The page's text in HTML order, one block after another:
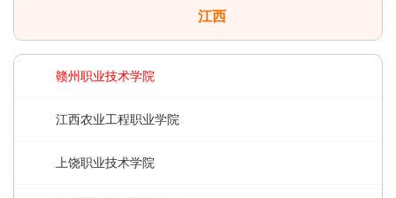
江西
赣州职业技术学院
江西农业工程职业学院
上饶职业技术学院